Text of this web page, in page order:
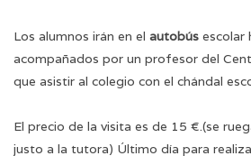
Los alumnos irán en el autobús escolar
acompañados por un profesor del
que asistir al colegio con el chándal
El precio de la visita es de 15 €.(se
justo a la tutora) Último día para